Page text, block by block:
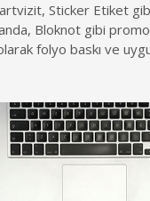
Sticker Etiket
Bloknot gibi
folyo baskı ve